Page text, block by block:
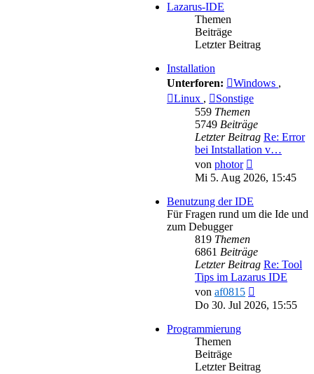
Lazarus-IDE
Themen
Beiträge
Letzter Beitrag
Installation
Unterforen:
Windows ,
Linux ,
Sonstige
559 Themen
5749 Beiträge
Letzter Beitrag Re: Error
bei Intstallation v…
von photor
Beitrag
Mi 5. Aug 2026, 15:45
Benutzung der IDE
Für Fragen rund um die Ide und
zum Debugger
819 Themen
6861 Beiträge
Letzter Beitrag Re: Tool
Tips im Lazarus IDE
von af0815
Beitrag
Do 30. Jul 2026, 15:55
Programmierung
Themen
Beiträge
Letzter Beitrag